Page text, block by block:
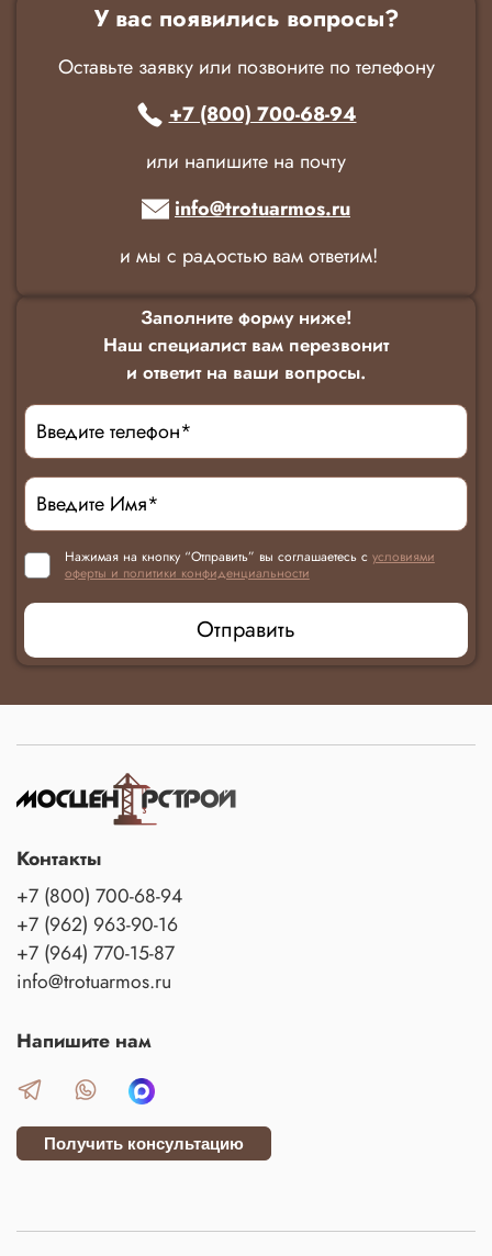
У вас появились вопросы?
Оставьте заявку или позвоните по телефону
+7 (800) 700-68-94
или напишите на почту
info@trotuarmos.ru
и мы с радостью вам ответим!
Заполните форму ниже!
Наш специалист вам перезвонит
и ответит на ваши вопросы.
Нажимая на кнопку “Отправить” вы соглашаетесь с условиями
оферты и политики конфиденциальности
Отправить
Контакты
+7 (800) 700-68-94
+7 (962) 963-90-16
+7 (964) 770-15-87
info@trotuarmos.ru
Напишите нам
Получить консультацию